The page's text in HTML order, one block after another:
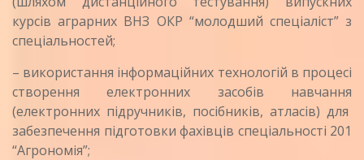
курсів аграрних ВНЗ ОКР “молодший спеціаліст” з
спеціальностей;
– використання інформаційних технологій в процесі
створення електронних засобів навчання
(електронних підручників, посібників, атласів) для
забезпечення підготовки фахівців спеціальності 201
“Агрономія”;